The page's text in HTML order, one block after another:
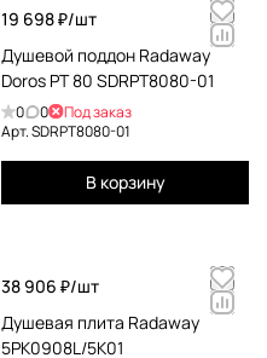
19 698 ₽/шт
Душевой поддон Radaway
Doros PT 80 SDRPT8080-01
0 0
Под заказ
Арт.SDRPT8080-01
В корзину
38 906 ₽/шт
Душевая плита Radaway
5PK0908L/5K01